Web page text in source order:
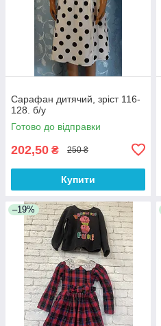
Сарафан дитячий, зріст 116-
128. б/у
Готово до відправки
202,50 ₴ 250 ₴
Купити
–19%